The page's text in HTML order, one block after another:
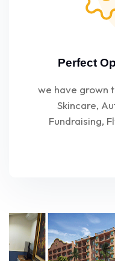
Perfect
we have grown
Skincare,
Fundraising,